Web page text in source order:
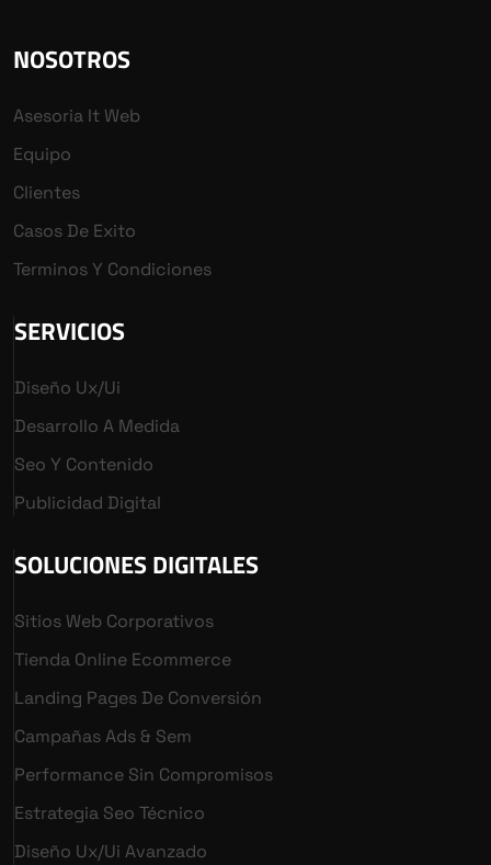
NOSOTROS
Asesoria It Web
Equipo
Clientes
Casos De Exito
Terminos Y Condiciones
SERVICIOS
Diseño Ux/ui
Desarrollo A Medida
Seo Y Contenido
Publicidad Digital
SOLUCIONES DIGITALES
Sitios Web Corporativos
Tienda Online Ecommerce
Landing Pages De Conversión
Campañas Ads & Sem
Performance Sin Compromisos
Estrategia Seo Técnico
Diseño Ux/ui Avanzado